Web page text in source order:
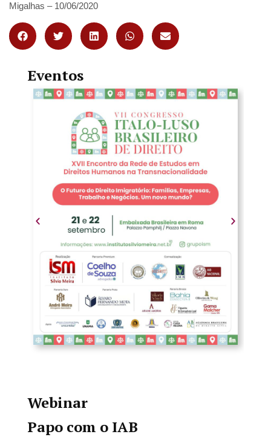
Migalhas – 10/06/2020
Eventos
Webinar
Papo com o IAB